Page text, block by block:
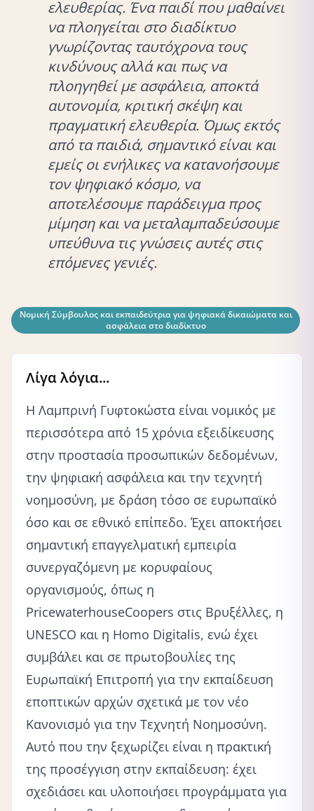
ελευθερίας. Ένα παιδί που μαθαίνει
να πλοηγείται στο διαδίκτυο
γνωρίζοντας ταυτόχρονα τους
κινδύνους αλλά και πως να
πλοηγηθεί με ασφάλεια, αποκτά
αυτονομία, κριτική σκέψη και
πραγματική ελευθερία. Όμως εκτός
από τα παιδιά, σημαντικό είναι και
εμείς οι ενήλικες να κατανοήσουμε
τον ψηφιακό κόσμο, να
αποτελέσουμε παράδειγμα προς
μίμηση και να μεταλαμπαδεύσουμε
υπεύθυνα τις γνώσεις αυτές στις
επόμενες γενιές.
Νομική Σύμβουλος και εκπαιδεύτρια για ψηφιακά δικαιώματα και
ασφάλεια στο διαδίκτυο
Λίγα λόγια...
Η Λαμπρινή Γυφτοκώστα είναι νομικός με
περισσότερα από 15 χρόνια εξειδίκευσης
στην προστασία προσωπικών δεδομένων,
την ψηφιακή ασφάλεια και την τεχνητή
νοημοσύνη, με δράση τόσο σε ευρωπαϊκό
όσο και σε εθνικό επίπεδο. Έχει αποκτήσει
σημαντική επαγγελματική εμπειρία
συνεργαζόμενη με κορυφαίους
οργανισμούς, όπως η
PricewaterhouseCoopers στις Βρυξέλλες, η
UNESCO και η Homo Digitalis, ενώ έχει
συμβάλει και σε πρωτοβουλίες της
Ευρωπαϊκή Επιτροπή για την εκπαίδευση
εποπτικών αρχών σχετικά με τον νέο
Κανονισμό για την Τεχνητή Νοημοσύνη.
Αυτό που την ξεχωρίζει είναι η πρακτική
της προσέγγιση στην εκπαίδευση: έχει
σχεδιάσει και υλοποιήσει προγράμματα για